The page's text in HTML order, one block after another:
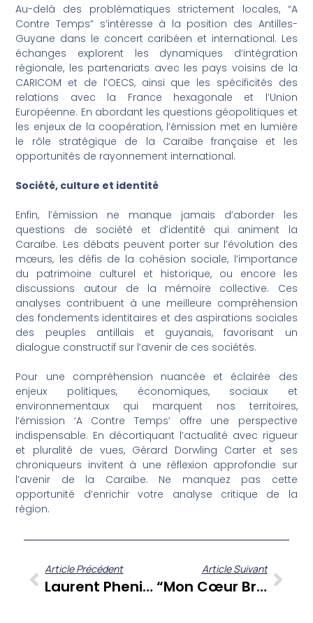
Au-delà des problématiques strictement locales, “A
Contre Temps” s’intéresse à la position des Antilles-
Guyane dans le concert caribéen et international. Les
échanges explorent les dynamiques d’intégration
régionale, les partenariats avec les pays voisins de la
CARICOM et de l’OECS, ainsi que les spécificités des
relations avec la France hexagonale et l’Union
Européenne. En abordant les questions géopolitiques et
les enjeux de la coopération, l’émission met en lumière
le rôle stratégique de la Caraïbe française et les
opportunités de rayonnement international.
Société, culture et identité
Enfin, l’émission ne manque jamais d’aborder les
questions de société et d’identité qui animent la
Caraïbe. Les débats peuvent porter sur l’évolution des
mœurs, les défis de la cohésion sociale, l’importance
du patrimoine culturel et historique, ou encore les
discussions autour de la mémoire collective. Ces
analyses contribuent à une meilleure compréhension
des fondements identitaires et des aspirations sociales
des peuples antillais et guyanais, favorisant un
dialogue constructif sur l’avenir de ces sociétés.
Pour une compréhension nuancée et éclairée des
enjeux politiques, économiques, sociaux et
environnementaux qui marquent nos territoires,
l’émission ‘A Contre Temps’ offre une perspective
indispensable. En décortiquant l’actualité avec rigueur
et pluralité de vues, Gérard Dorwling Carter et ses
chroniqueurs invitent à une réflexion approfondie sur
l’avenir de la Caraïbe. Ne manquez pas cette
opportunité d’enrichir votre analyse critique de la
région.
Article Précédent
Laurent Phenis, Dit Bambou Man : L’écho Musical De La Forêt Martiniquaise À Travers Le Monde
Article Suivant
“Mon Cœur Bruyant” : Viktor Lazlo Se Dévoile Dans Une Émission Intime Sur Zitata TV